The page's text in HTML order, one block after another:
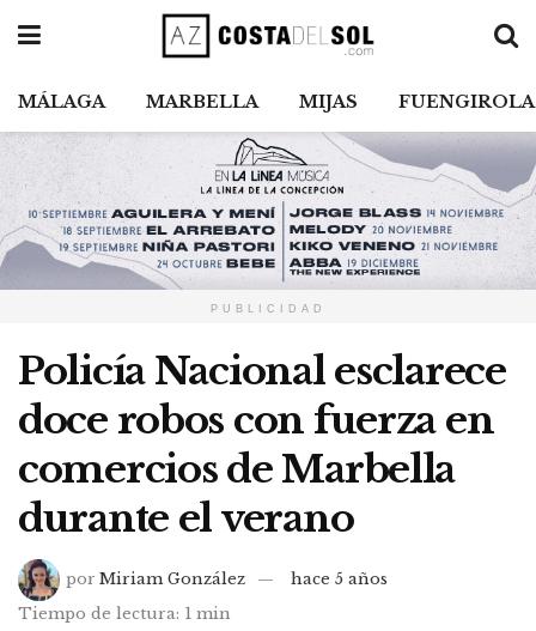
MÁLAGA MARBELLA MIJAS FUENGIROLA
PUBLICIDAD
Policía Nacional esclarece
doce robos con fuerza en
comercios de Marbella
durante el verano
por Miriam González
hace 5 años
Tiempo de lectura: 1 min